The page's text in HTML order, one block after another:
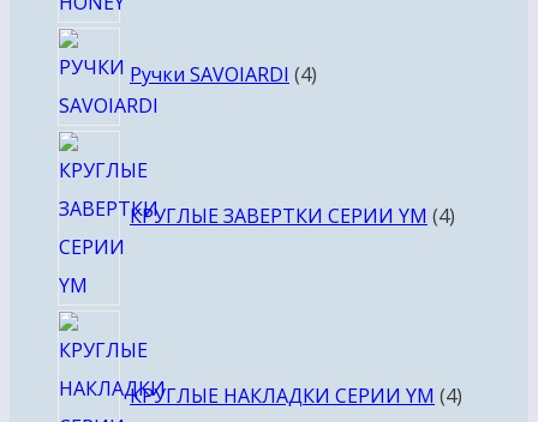
Ручки SAVOIARDI 4товара
КРУГЛЫЕ ЗАВЕРТКИ СЕРИИ YM 4
КРУГЛЫЕ НАКЛАДКИ СЕРИИ YM 4